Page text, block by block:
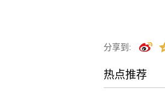
分享到:
热点推荐